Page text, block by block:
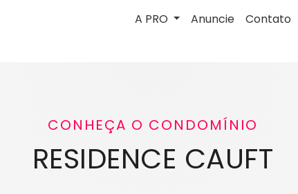
A PRO Anuncie Contato
CONHEÇA O CONDOMÍNIO
RESIDENCE CAUFT